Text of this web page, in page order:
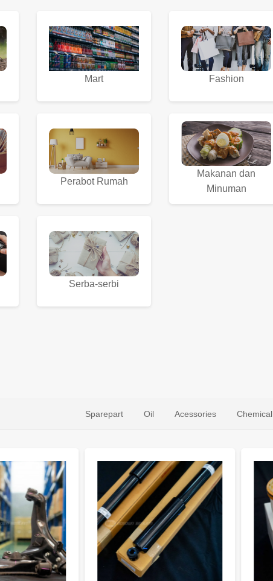
Mart Fashion
Perabot Rumah
Makanan dan
Minuman
Serba-serbi
Sparepart Oil Acessories Chemical